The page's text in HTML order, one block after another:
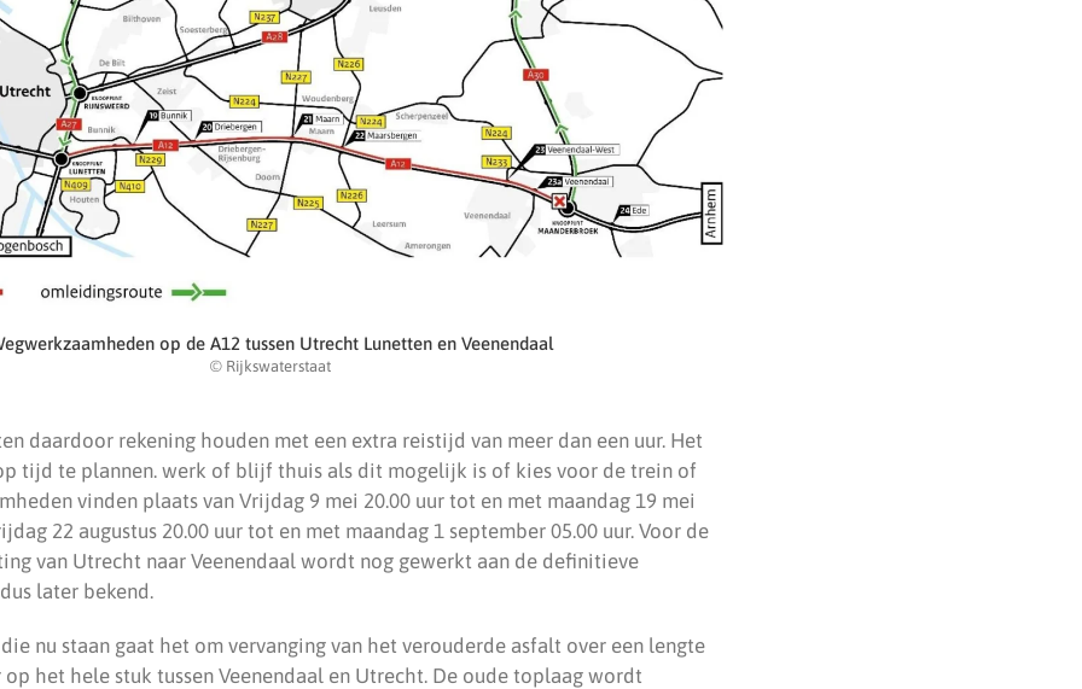
op de A12 tussen Utrecht Lunetten en Veenendaal
© Rijkswaterstaat
daardoor rekening houden met een extra reistijd van meer dan een uur. Het
tijd te plannen. werk of blijf thuis als dit mogelijk is of kies voor de trein of
vinden plaats van Vrijdag 9 mei 20.00 uur tot en met maandag 19 mei
22 augustus 20.00 uur tot en met maandag 1 september 05.00 uur. Voor de
van Utrecht naar Veenendaal wordt nog gewerkt aan de definitieve
later bekend.
nu staan gaat het om vervanging van het verouderde asfalt over een lengte
het hele stuk tussen Veenendaal en Utrecht. De oude toplaag wordt